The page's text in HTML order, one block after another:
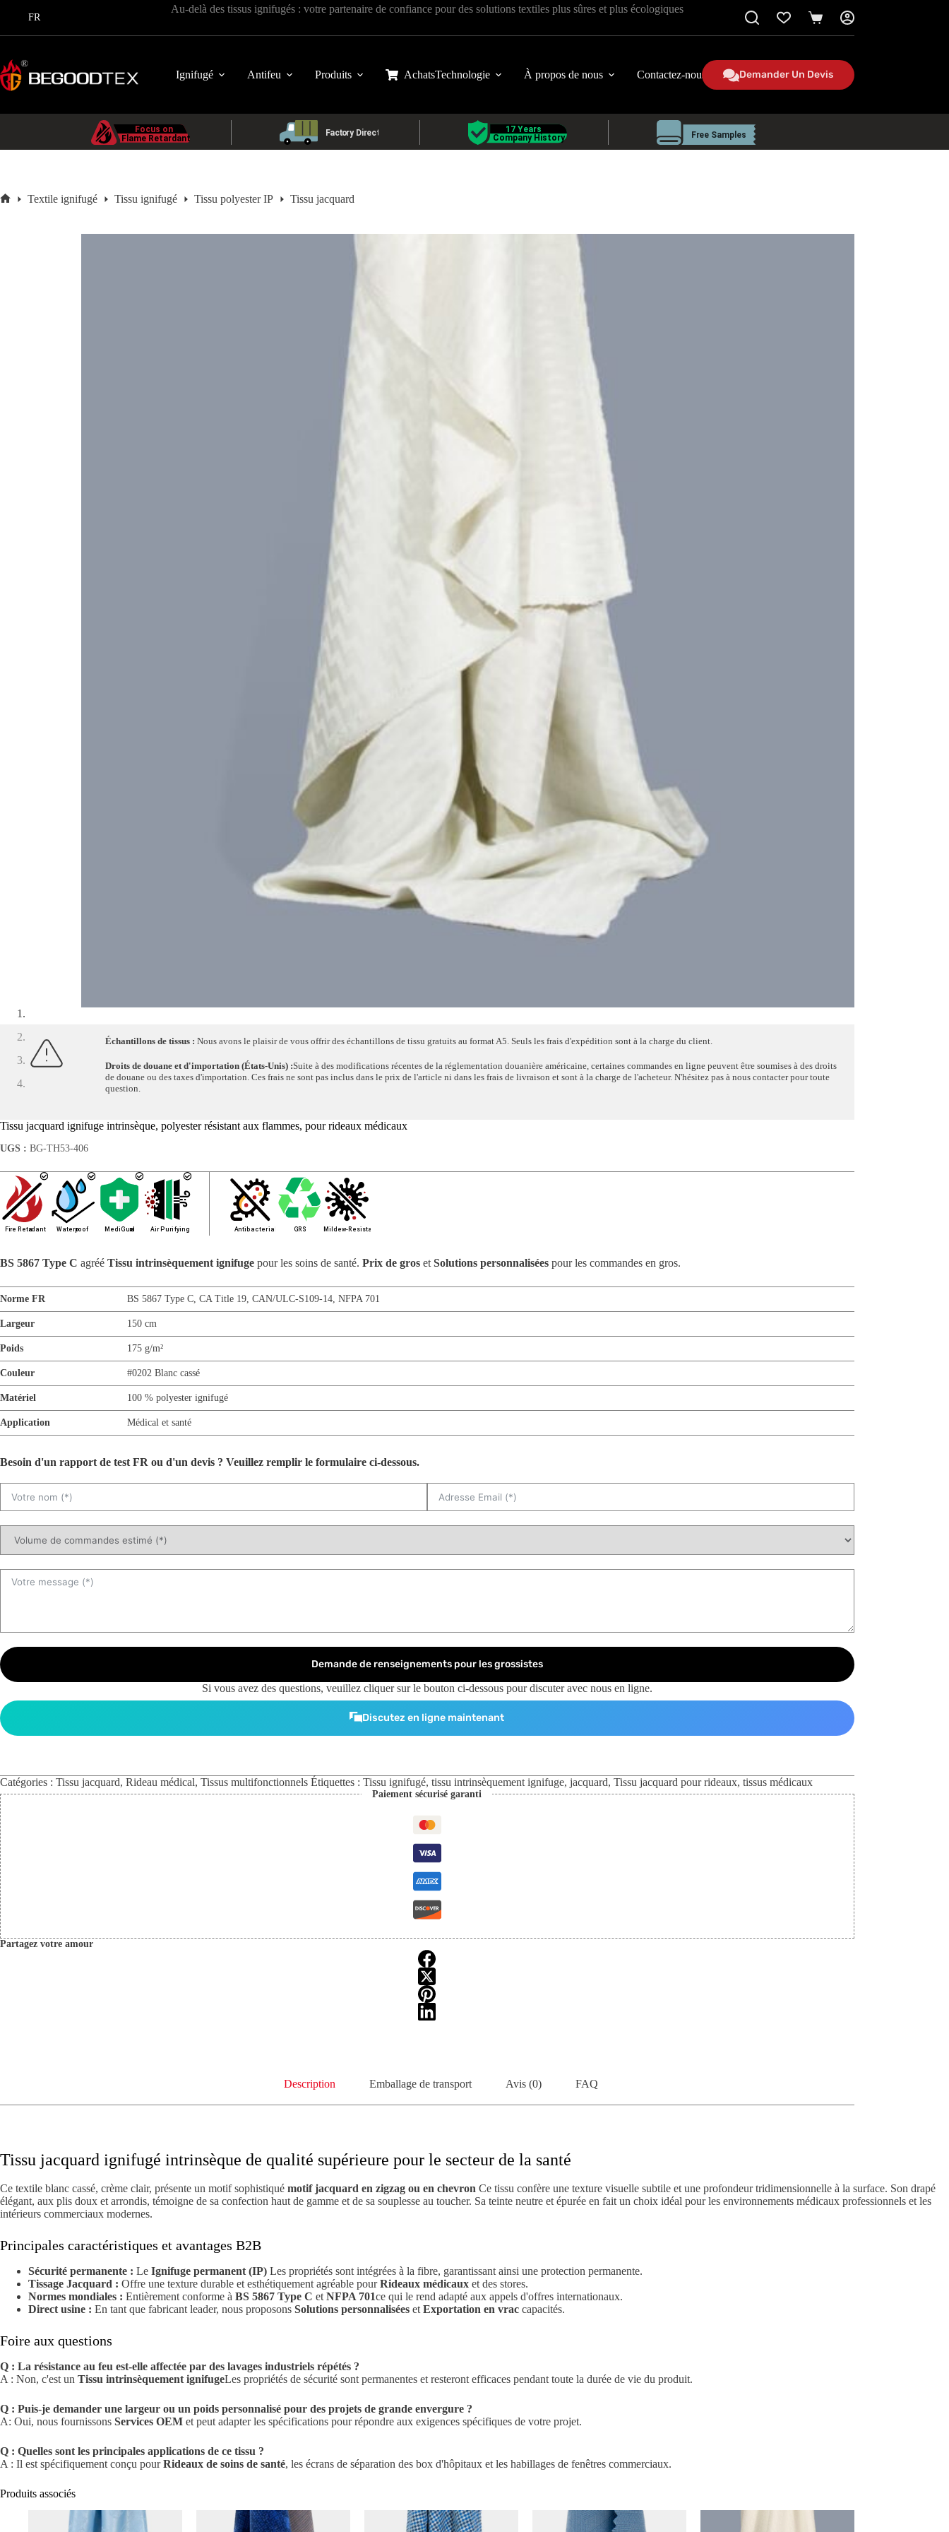
FR
Au-delà des tissus ignifugés : votre partenaire de confiance pour des solutions textiles plus sûres et plus écologiques
Panier
Ignifugé Antifeu Produits AchatsTechnologie À propos de nous Contactez-nous Demander Un Devis
Textile ignifugé Tissu ignifugé Tissu polyester IP Tissu jacquard
Échantillons de tissus : Nous avons le plaisir de vous offrir des échantillons de tissu gratuits au format A5. Seuls les frais d'expédition sont à la charge du client.
Droits de douane et d'importation (États-Unis) :Suite à des modifications récentes de la réglementation douanière américaine, certaines commandes en ligne peuvent être soumises à des droits
de douane ou des taxes d'importation. Ces frais ne sont pas inclus dans le prix de l'article ni dans les frais de livraison et sont à la charge de l'acheteur. N'hésitez pas à nous contacter pour toute
question.
Tissu jacquard ignifuge intrinsèque, polyester résistant aux flammes, pour rideaux médicaux
UGS : BG-TH53-406
BS 5867 Type C agréé Tissu intrinsèquement ignifuge pour les soins de santé. Prix ​​de gros et Solutions personnalisées pour les commandes en gros.
Norme FR BS 5867 Type C CA Title 19 CAN/ULC-S109-14 NFPA 701
Largeur 150 cm
Poids 175 g/m²
Couleur #0202 Blanc cassé
Matériel 100 % polyester ignifugé
Application Médical et santé
Besoin d'un rapport de test FR ou d'un devis ? Veuillez remplir le formulaire ci-dessous.
Demande de renseignements pour les grossistes
Si vous avez des questions, veuillez cliquer sur le bouton ci-dessous pour discuter avec nous en ligne.
Discutez en ligne maintenant
Catégories : Tissu jacquard, Rideau médical, Tissus multifonctionnels Étiquettes : Tissu ignifugé, tissu intrinsèquement ignifuge, jacquard, Tissu jacquard pour rideaux, tissus médicaux
Paiement sécurisé garanti
Partagez votre amour
Description Emballage de transport Avis (0) FAQ
Tissu jacquard ignifugé intrinsèque de qualité supérieure pour le secteur de la santé
Ce textile blanc cassé, crème clair, présente un motif sophistiqué motif jacquard en zigzag ou en chevron Ce tissu confère une texture visuelle subtile et une profondeur tridimensionnelle à la surface. Son drapé
élégant, aux plis doux et arrondis, témoigne de sa confection haut de gamme et de sa souplesse au toucher. Sa teinte neutre et épurée en fait un choix idéal pour les environnements médicaux professionnels et les
intérieurs commerciaux modernes.
Principales caractéristiques et avantages B2B
Sécurité permanente : Le Ignifuge permanent (IP) Les propriétés sont intégrées à la fibre, garantissant ainsi une protection permanente.
Tissage Jacquard : Offre une texture durable et esthétiquement agréable pourRideaux médicaux et des stores.
Normes mondiales : Entièrement conforme à BS 5867 Type C et NFPA 701ce qui le rend adapté aux appels d'offres internationaux.
Direct usine : En tant que fabricant leader, nous proposons Solutions personnalisées et Exportation en vrac capacités.
Foire aux questions
Q : La résistance au feu est-elle affectée par des lavages industriels répétés ?
A : Non, c'est un Tissu intrinsèquement ignifugeLes propriétés de sécurité sont permanentes et resteront efficaces pendant toute la durée de vie du produit.
Q : Puis-je demander une largeur ou un poids personnalisé pour des projets de grande envergure ?
A: Oui, nous fournissons Services OEM et peut adapter les spécifications pour répondre aux exigences spécifiques de votre projet.
Q : Quelles sont les principales applications de ce tissu ?
A : Il est spécifiquement conçu pourRideaux de soins de santé, les écrans de séparation des box d'hôpitaux et les habillages de fenêtres commerciaux.
Produits associés